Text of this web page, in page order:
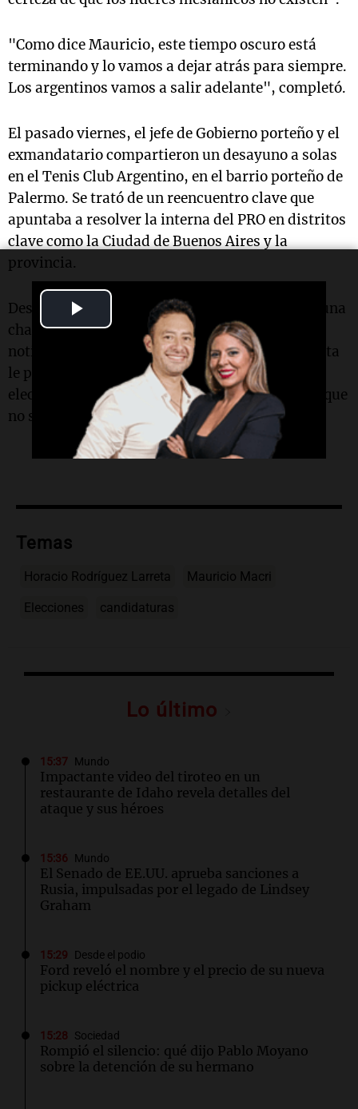
Video
"Como dice Mauricio, este tiempo oscuro está
terminando y lo vamos a dejar atrás para siempre.
Los argentinos vamos a salir adelante", completó.
El pasado viernes, el jefe de Gobierno porteño y el
exmandatario compartieron un desayuno a solas
en el Tenis Club Argentino, en el barrio porteño de
Palermo. Se trató de un reencuentro clave que
apuntaba a resolver la interna del PRO en distritos
clave como la Ciudad de Buenos Aires y la
provincia.
Desde ambos lados aseguraron que se trató de una
charla "muy buena". Según supo la agencia de
noticias
, entre los puntos planteados, Larreta
le pidió una definición respecto a su futuro
electoral. Dos días más tarde, Macri comunicó que
no será candidato.
Temas
Horacio Rodríguez Larreta Mauricio Macri
Elecciones candidaturas
Lo último
15:37 Mundo
Impactante video del tiroteo en un
restaurante de Idaho revela detalles del
ataque y sus héroes
15:36 Mundo
El Senado de EE.UU. aprueba sanciones a
Rusia, impulsadas por el legado de Lindsey
Graham
15:29 Desde el podio
Ford reveló el nombre y el precio de su nueva
pickup eléctrica
15:28 Sociedad
Rompió el silencio: qué dijo Pablo Moyano
sobre la detención de su hermano